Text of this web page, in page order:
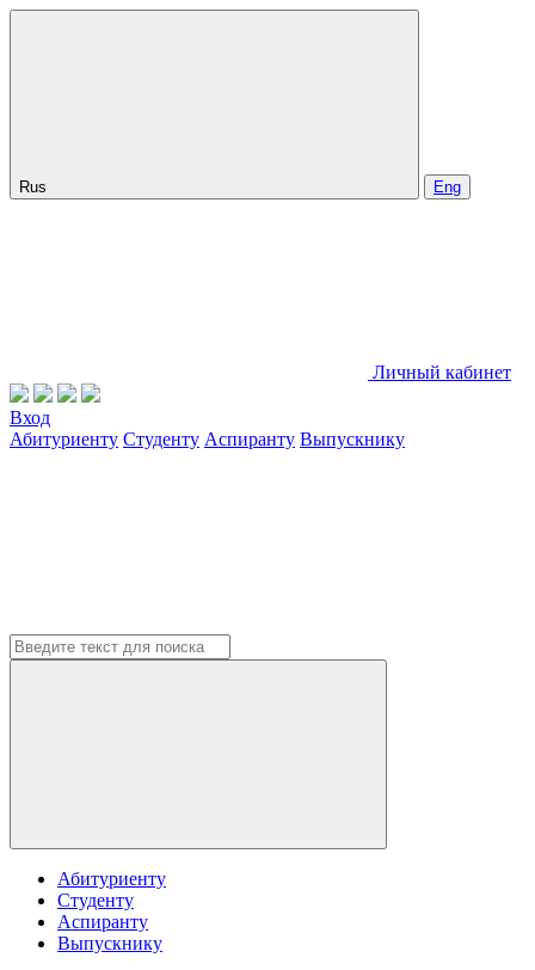
Rus Eng
Личный кабинет
Вход
Абитуриенту Студенту Аспиранту Выпускнику
Абитуриенту
Студенту
Аспиранту
Выпускнику